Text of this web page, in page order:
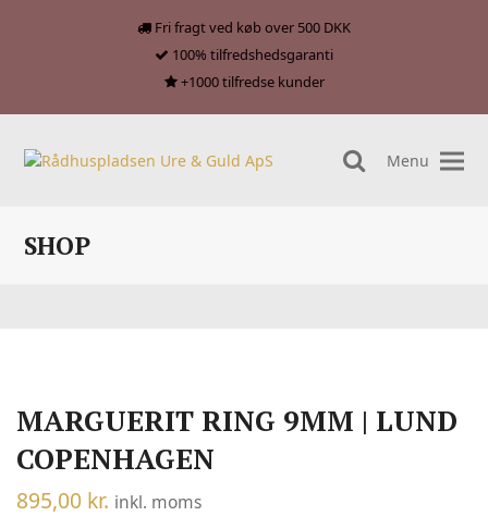
Fri fragt ved køb over 500 DKK
100% tilfredshedsgaranti
+1000 tilfredse kunder
search
Menu
SHOP
MARGUERIT RING 9MM | LUND
COPENHAGEN
895,00 kr. inkl. moms